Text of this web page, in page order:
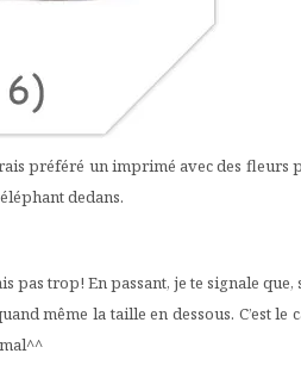
préféré un imprimé avec des fleurs
dedans.
trop! En passant, je te signale que,
même la taille en dessous. C’est le